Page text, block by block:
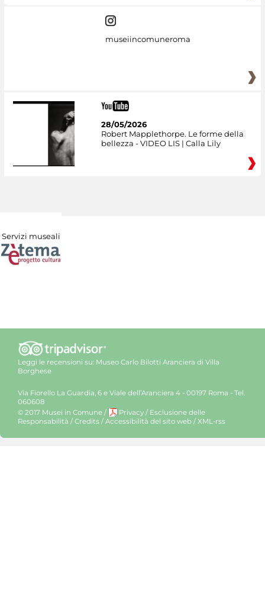
museiincomuneroma
28/05/2026
Robert Mapplethorpe. Le forme della
bellezza - VIDEO LIS | Calla Lily
Servizi museali
Leggi le recensioni su: Museo Carlo Bilotti Aranciera di Villa
Borghese
Via Fiorello La Guardia, 6 e Viale dell’Aranciera 4 - 00197 Roma - Tel.
060608
© 2017 Musei in Comune / Privacy / Esclusione delle
Responsabilità / Credits / Accessibilità del sito web / XML-rss